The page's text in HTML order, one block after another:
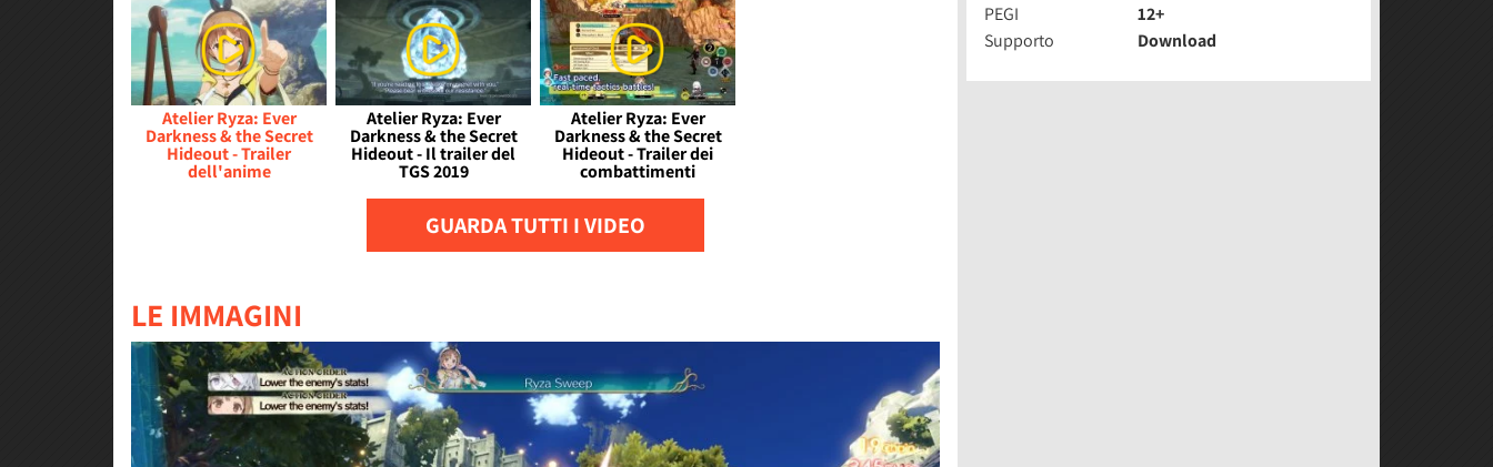
Atelier Ryza: Ever
Darkness & the Secret
Hideout - Trailer
dell'anime
Atelier Ryza: Ever
Darkness & the Secret
Hideout - Il trailer del
TGS 2019
Atelier Ryza: Ever
Darkness & the Secret
Hideout - Trailer dei
combattimenti
GUARDA TUTTI I VIDEO
LE IMMAGINI
PEGI
12+
Supporto
Download